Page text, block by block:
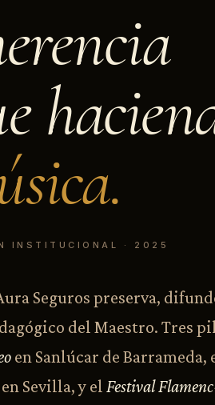
INSTITUCIONAL · 2025
Seguros preserva,
del Maestro. Tres
en Sanlúcar de Barrameda,
en Sevilla, y el Festival